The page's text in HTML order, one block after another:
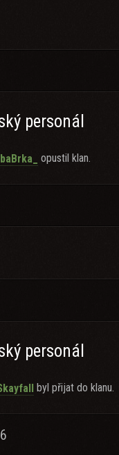
personál
opustil klan.
personál
byl přijat do klanu.